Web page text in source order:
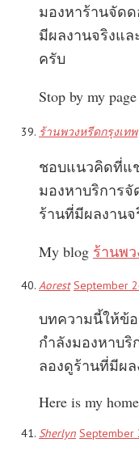
มองหาร้านจัด
มีผลงานจริงแล
ครับ
Stop by my
ร้านพวงหรีดกรุงเทพ
ชอบแนวคิดที่แ
มองหาบริการ
ร้านที่มีผลงาน
My blog ร้านพ
Aorest September
บทความนี้ให้ข้
กำลังมองหาบ
ลองดูร้านที่มีผ
Here is my
Sherlyn September